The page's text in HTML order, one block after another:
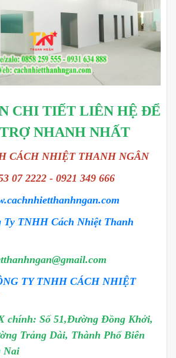
CHI TIẾT LIÊN HỆ ĐỂ
NHANH NHẤT
CÁCH NHIỆT THANH NGÂN
07 2222 - 0921 349 666
Ty TNHH Cách Nhiệt Thanh
TY TNHH CÁCH NHIỆT
chính: Số 51,Đường Đồng Khởi,
Trảng Dài, Thành Phố Biên
Nai